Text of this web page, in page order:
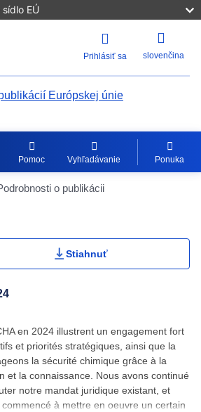
EÚ
Prihlásiť sa slovenčina
Európskej únie
Pomoc Vyhľadávanie Ponuka
o publikácii
Actions Portlet
Stiahnuť
en 2024 illustrent un engagement fort
et priorités stratégiques, ainsi que la
la sécurité chimique grâce à la
et la connaissance. Nous avons continué
notre mandat juridique existant, et
à mettre en oeuvre un certain